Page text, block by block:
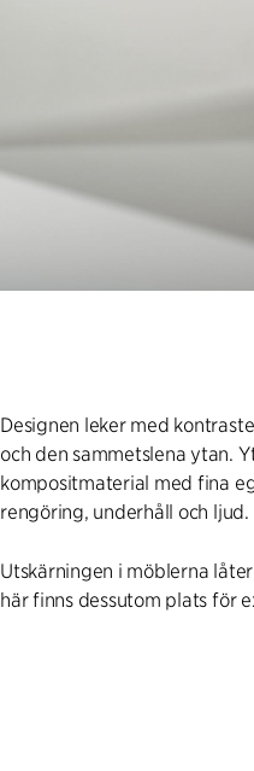
Designen leker med
och den sammetslena ytan.
kompositmaterial med fina
rengöring, underhåll och ljud.
Utskärningen i möblerna
här finns dessutom plats för